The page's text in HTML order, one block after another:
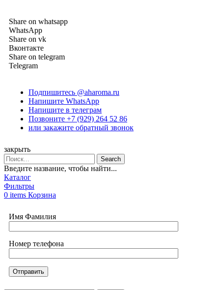
Share on whatsapp
WhatsApp
Share on vk
Вконтакте
Share on telegram
Telegram
Подпишитесь @aharoma.ru
Напишите WhatsApp
Напишите в телеграм
Позвоните +7 (929) 264 52 86
или закажите обратный звонок
закрыть
Search
Введите название, чтобы найти...
Каталог
Фильтры
0 items Корзина
Имя Фамилия
Номер телефона